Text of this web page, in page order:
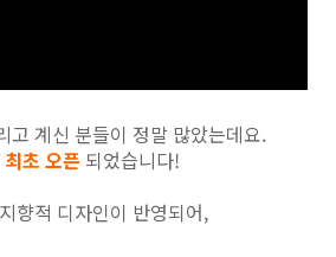
고 계신 분들이 정말 많았는데요.
최초 오픈 되었습니다!
향적 디자인이 반영되어,